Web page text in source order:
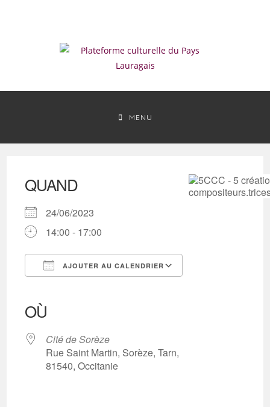
MENU
QUAND
24/06/2023
14:00 - 17:00
AJOUTER AU CALENDRIER
OÙ
Cité de Sorèze
Rue Saint Martin, Sorèze, Tarn,
81540, Occitanie